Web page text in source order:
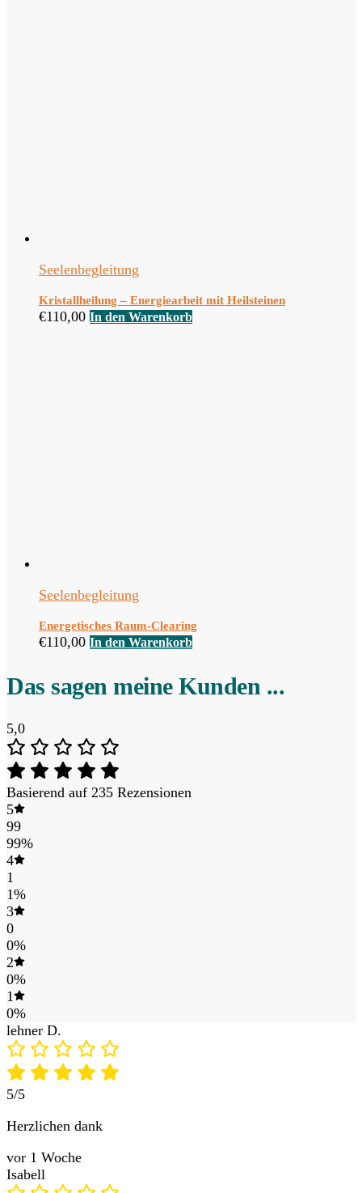
Seelenbegleitung
Kristallheilung – Energiearbeit mit Heilsteinen
€110,00 In den Warenkorb
Seelenbegleitung
Energetisches Raum-Clearing
€110,00 In den Warenkorb
Das sagen meine Kunden ...
5,0
Basierend auf 235 Rezensionen
5
99
99%
4
1
1%
3
0
0%
2
0%
1
0%
lehner D.
5/5
Herzlichen dank
vor 1 Woche
Isabell